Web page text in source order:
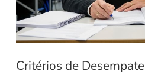
Critérios de Desempate